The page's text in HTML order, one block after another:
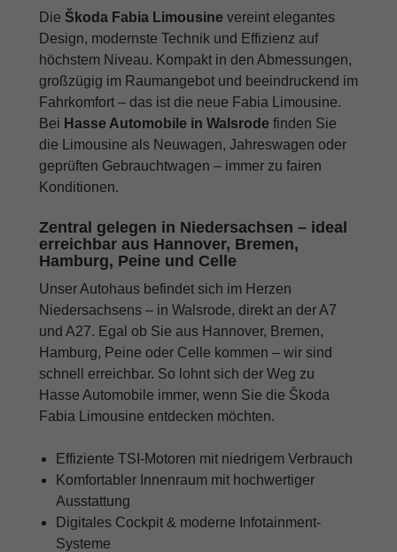
Die Škoda Fabia Limousine vereint elegantes
Design, modernste Technik und Effizienz auf
höchstem Niveau. Kompakt in den Abmessungen,
großzügig im Raumangebot und beeindruckend im
Fahrkomfort – das ist die neue Fabia Limousine.
Bei Hasse Automobile in Walsrode finden Sie
die Limousine als Neuwagen, Jahreswagen oder
geprüften Gebrauchtwagen – immer zu fairen
Konditionen.
Zentral gelegen in Niedersachsen – ideal
erreichbar aus Hannover, Bremen,
Hamburg, Peine und Celle
Unser Autohaus befindet sich im Herzen
Niedersachsens – in Walsrode, direkt an der A7
und A27. Egal ob Sie aus Hannover, Bremen,
Hamburg, Peine oder Celle kommen – wir sind
schnell erreichbar. So lohnt sich der Weg zu
Hasse Automobile immer, wenn Sie die Škoda
Fabia Limousine entdecken möchten.
Effiziente TSI-Motoren mit niedrigem Verbrauch
Komfortabler Innenraum mit hochwertiger
Ausstattung
Digitales Cockpit & moderne Infotainment-
Systeme